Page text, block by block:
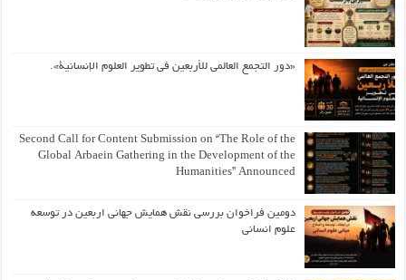
«دور التجمع العالمي للأربعين في تطوير العلوم الإنسانية».
Second Call for Content Submission on “The Role of the
Global Arbaein Gathering in the Development of the
Humanities” Announced
دومین فراخوان بررسی نقش همایش جهانی اربعین در توسعه
علوم انسانی